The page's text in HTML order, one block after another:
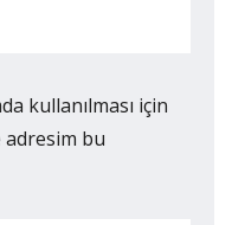
kullanılması için
adresim bu